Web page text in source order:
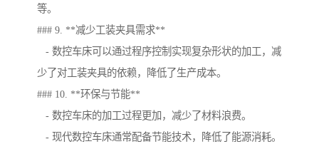
等。
### 9. **减少工装夹具需求**
- 数控车床可以通过程序控制实现复杂形状的加工，减
少了对工装夹具的依赖，降低了生产成本。
### 10. **环保与节能**
- 数控车床的加工过程更加，减少了材料浪费。
- 现代数控车床通常配备节能技术，降低了能源消耗。